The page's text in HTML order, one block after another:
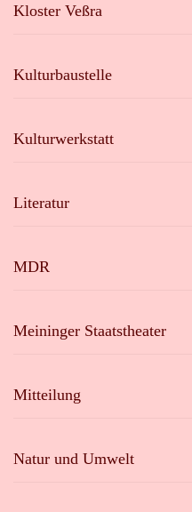
Kloster Veßra
Kulturbaustelle
Kulturwerkstatt
Literatur
MDR
Meininger Staatstheater
Mitteilung
Natur und Umwelt